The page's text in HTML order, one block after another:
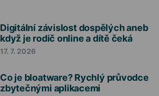
Digitální závislost dospělých aneb
když je rodič online a dítě čeká
17. 7. 2026
Co je bloatware? Rychlý průvodce
zbytečnými aplikacemi